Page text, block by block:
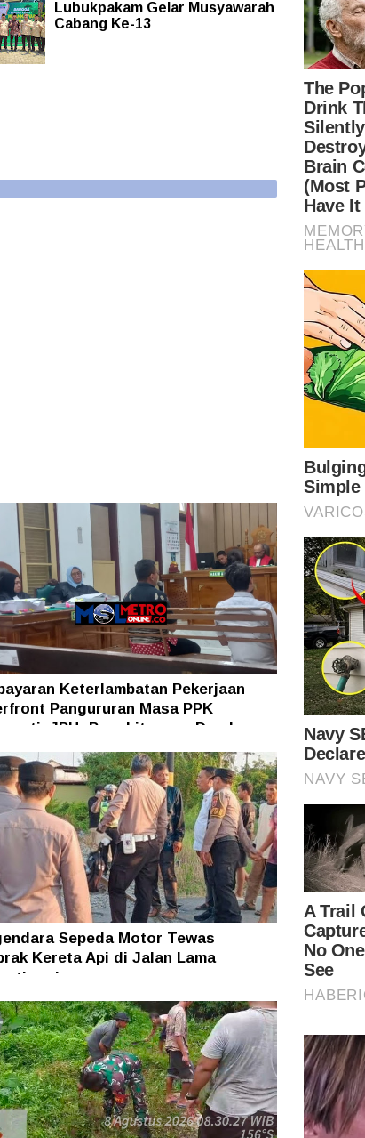
Lubukpakam Gelar Musyawarah
Cabang Ke-13
Keterlambatan Pekerjaan
Pangururan Masa PPK
JPU: Penghitungan Denda
MC
Sepeda Motor Tewas
Kereta Api di Jalan Lama